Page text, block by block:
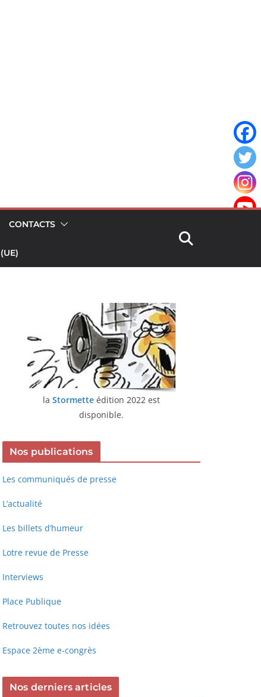
CONTACTS
la Stormette édition 2022 est
disponible.
Nos publications
Les communiqués de presse
L’actualité
Les billets d’humeur
Lotre revue de Presse
Interviews
Place Publique
Retrouvez toutes nos idées
Espace 2ème e-congrès
Nos derniers articles